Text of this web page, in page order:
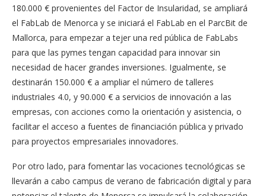
180.000 € provenientes del Factor de Insularidad, se ampliará
el FabLab de Menorca y se iniciará el FabLab en el ParcBit de
Mallorca, para empezar a tejer una red pública de FabLabs
para que las pymes tengan capacidad para innovar sin
necesidad de hacer grandes inversiones. Igualmente, se
destinarán 150.000 € a ampliar el número de talleres
industriales 4.0, y 90.000 € a servicios de innovación a las
empresas, con acciones como la orientación y asistencia, o
facilitar el acceso a fuentes de financiación pública y privado
para proyectos empresariales innovadores.
Por otro lado, para fomentar las vocaciones tecnológicas se
llevarán a cabo campus de verano de fabricación digital y para